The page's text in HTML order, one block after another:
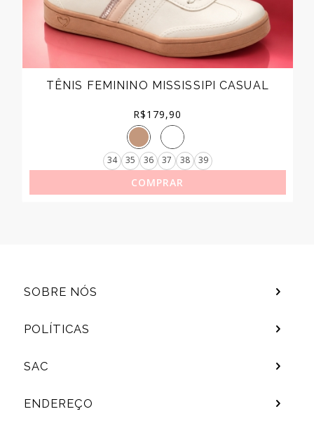
TÊNIS FEMININO MISSISSIPI CASUAL
R$179,90
34 35 36 37 38 39
COMPRAR
SOBRE NÓS
POLÍTICAS
SAC
ENDEREÇO